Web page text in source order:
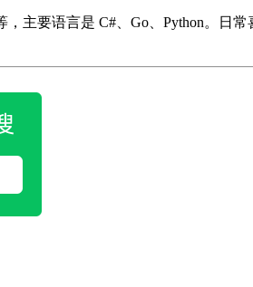
主要语言是 C#、Go、Python。日